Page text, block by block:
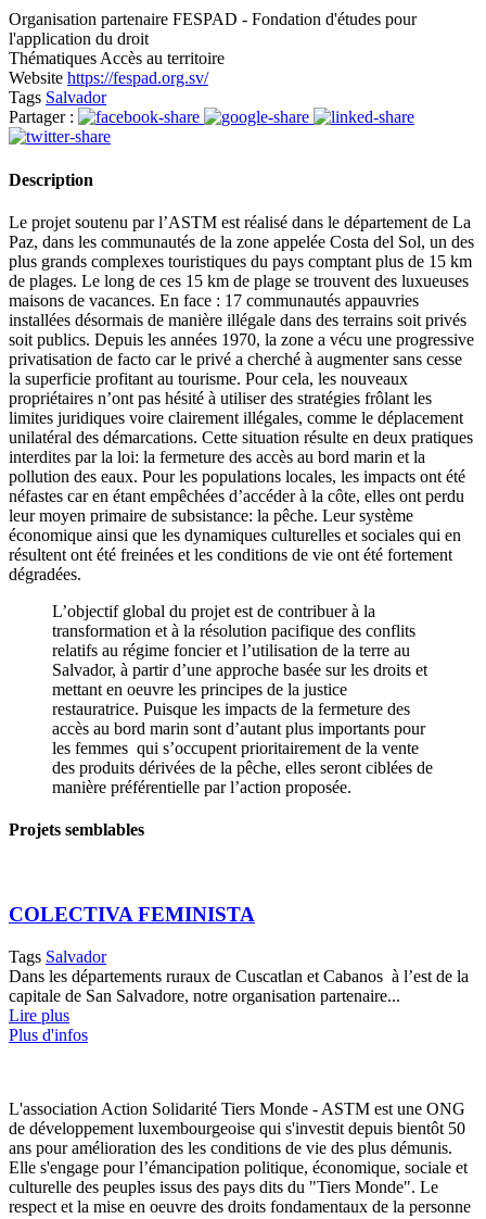
Organisation partenaire FESPAD - Fondation d'études pour
l'application du droit
ThématiquesAccès au territoire
Website https://fespad.org.sv/
Tags Salvador
Partager :
Description
Le projet soutenu par l’ASTM est réalisé dans le département de La
Paz, dans les communautés de la zone appelée Costa del Sol, un des
plus grands complexes touristiques du pays comptant plus de 15 km
de plages. Le long de ces 15 km de plage se trouvent des luxueuses
maisons de vacances. En face : 17 communautés appauvries
installées désormais de manière illégale dans des terrains soit privés
soit publics. Depuis les années 1970, la zone a vécu une progressive
privatisation de facto car le privé a cherché à augmenter sans cesse
la superficie profitant au tourisme. Pour cela, les nouveaux
propriétaires n’ont pas hésité à utiliser des stratégies frôlant les
limites juridiques voire clairement illégales, comme le déplacement
unilatéral des démarcations. Cette situation résulte en deux pratiques
interdites par la loi: la fermeture des accès au bord marin et la
pollution des eaux. Pour les populations locales, les impacts ont été
néfastes car en étant empêchées d’accéder à la côte, elles ont perdu
leur moyen primaire de subsistance: la pêche. Leur système
économique ainsi que les dynamiques culturelles et sociales qui en
résultent ont été freinées et les conditions de vie ont été fortement
dégradées.
L’objectif global du projet est de contribuer à la
transformation et à la résolution pacifique des conflits
relatifs au régime foncier et l’utilisation de la terre au
Salvador, à partir d’une approche basée sur les droits et
mettant en oeuvre les principes de la justice
restauratrice. Puisque les impacts de la fermeture des
accès au bord marin sont d’autant plus importants pour
les femmes qui s’occupent prioritairement de la vente
des produits dérivées de la pêche, elles seront ciblées de
manière préférentielle par l’action proposée.
Projets semblables
COLECTIVA FEMINISTA
Tags Salvador
Dans les départements ruraux de Cuscatlan et Cabanos à l’est de la
capitale de San Salvadore, notre organisation partenaire...
Lire plus
Plus d'infos
L'association Action Solidarité Tiers Monde - ASTM est une ONG
de développement luxembourgeoise qui s'investit depuis bientôt 50
ans pour amélioration des les conditions de vie des plus démunis.
Elle s'engage pour l’émancipation politique, économique, sociale et
culturelle des peuples issus des pays dits du "Tiers Monde". Le
respect et la mise en oeuvre des droits fondamentaux de la personne